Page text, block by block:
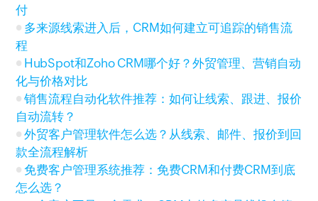
付
多来源线索进入后，CRM如何建立可追踪的销售流
程
HubSpot和Zoho CRM哪个好？外贸管理、营销自动
化与价格对比
销售流程自动化软件推荐：如何让线索、跟进、报价
自动流转？
外贸客户管理软件怎么选？从线索、邮件、报价到回
款全流程解析
免费客户管理系统推荐：免费CRM和付费CRM到底
怎么选？